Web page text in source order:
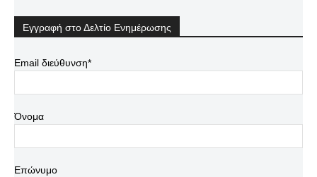
Εγγραφή στο Δελτίο Ενημέρωσης
Email διεύθυνση*
Όνομα
Επώνυμο